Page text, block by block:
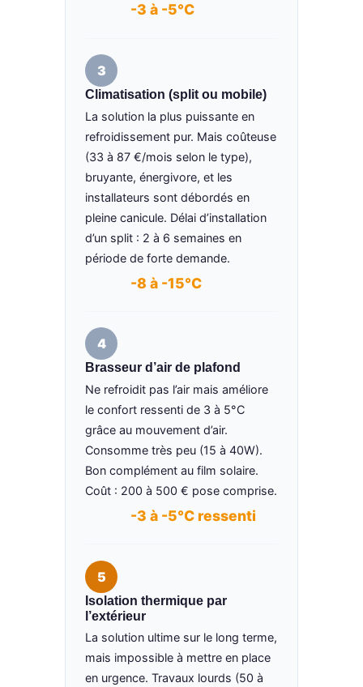
-3 à -5°C
3
Climatisation (split ou mobile)
La solution la plus puissante en
refroidissement pur. Mais coûteuse
(33 à 87 €/mois selon le type),
bruyante, énergivore, et les
installateurs sont débordés en
pleine canicule. Délai d’installation
d’un split : 2 à 6 semaines en
période de forte demande.
-8 à -15°C
4
Brasseur d’air de plafond
Ne refroidit pas l’air mais améliore
le confort ressenti de 3 à 5°C
grâce au mouvement d’air.
Consomme très peu (15 à 40W).
Bon complément au film solaire.
Coût : 200 à 500 € pose comprise.
-3 à -5°C ressenti
5
Isolation thermique par
l’extérieur
La solution ultime sur le long terme,
mais impossible à mettre en place
en urgence. Travaux lourds (50 à